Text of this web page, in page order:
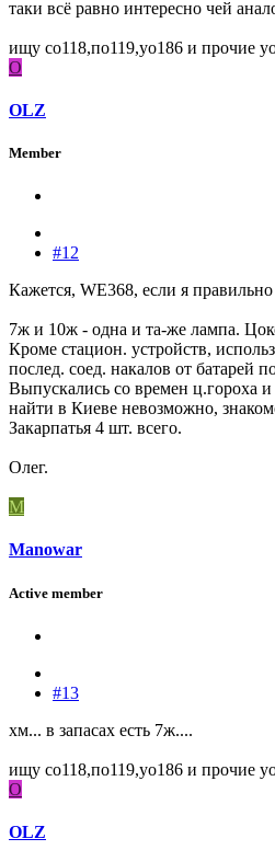
таки всё равно интересно чей
ищу со118,по119,уо186 и прочие
O
OLZ
Member
#12
Кажется, WE368, если я
7ж и 10ж - одна и та-же лампа.
Кроме стацион. устройств,
послед. соед. накалов от батарей
Выпускались со времен ц.гороха
найти в Киеве невозможно,
Закарпатья 4 шт. всего.
Олег.
M
Manowar
Active member
#13
хм... в запасах есть 7ж....
ищу со118,по119,уо186 и прочие
O
OLZ